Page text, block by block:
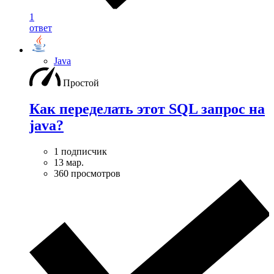
1
ответ
Java
Простой
Как переделать этот SQL запрос на
java?
1 подписчик
13 мар.
360 просмотров